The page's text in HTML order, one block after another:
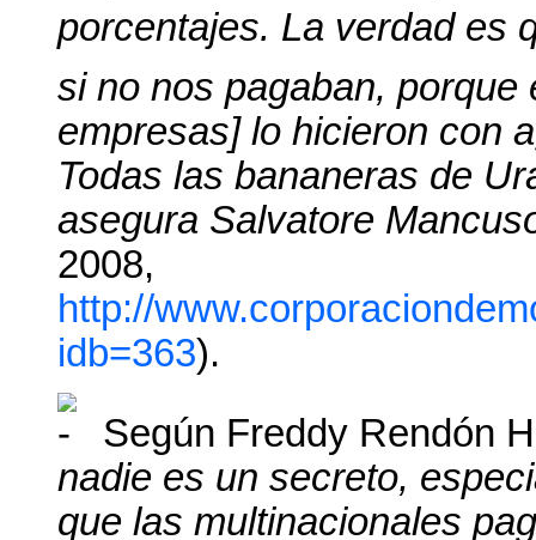
porcentajes. La verdad
si no nos pagaban,
empresas] lo hicieron con
Todas las bananeras de
asegura Salvatore
2008,
http://
idb=363).
Según Freddy Rendón
nadie es un secreto,
que las multinacionales